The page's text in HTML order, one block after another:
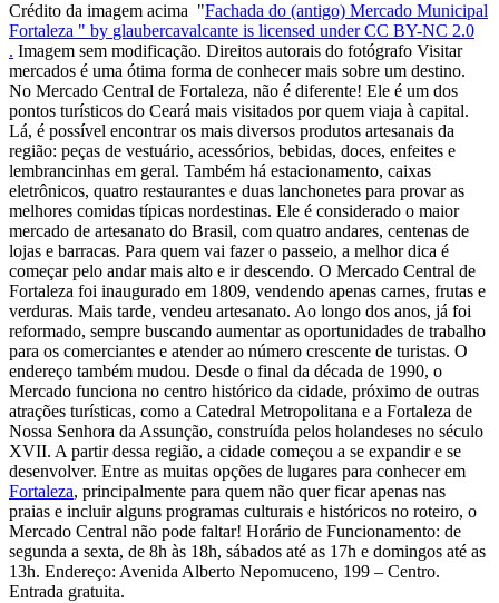
Crédito da imagem acima "Fachada do (antigo) Mercado Municipal
Fortaleza " by glaubercavalcante is licensed under CC BY-NC 2.0
. Imagem sem modificação. Direitos autorais do fotógrafo Visitar
mercados é uma ótima forma de conhecer mais sobre um destino.
No Mercado Central de Fortaleza, não é diferente! Ele é um dos
pontos turísticos do Ceará mais visitados por quem viaja à capital.
Lá, é possível encontrar os mais diversos produtos artesanais da
região: peças de vestuário, acessórios, bebidas, doces, enfeites e
lembrancinhas em geral. Também há estacionamento, caixas
eletrônicos, quatro restaurantes e duas lanchonetes para provar as
melhores comidas típicas nordestinas. Ele é considerado o maior
mercado de artesanato do Brasil, com quatro andares, centenas de
lojas e barracas. Para quem vai fazer o passeio, a melhor dica é
começar pelo andar mais alto e ir descendo. O Mercado Central de
Fortaleza foi inaugurado em 1809, vendendo apenas carnes, frutas e
verduras. Mais tarde, vendeu artesanato. Ao longo dos anos, já foi
reformado, sempre buscando aumentar as oportunidades de trabalho
para os comerciantes e atender ao número crescente de turistas. O
endereço também mudou. Desde o final da década de 1990, o
Mercado funciona no centro histórico da cidade, próximo de outras
atrações turísticas, como a Catedral Metropolitana e a Fortaleza de
Nossa Senhora da Assunção, construída pelos holandeses no século
XVII. A partir dessa região, a cidade começou a se expandir e se
desenvolver. Entre as muitas opções de lugares para conhecer em
Fortaleza, principalmente para quem não quer ficar apenas nas
praias e incluir alguns programas culturais e históricos no roteiro, o
Mercado Central não pode faltar! Horário de Funcionamento: de
segunda a sexta, de 8h às 18h, sábados até as 17h e domingos até as
13h. Endereço: Avenida Alberto Nepomuceno, 199 – Centro.
Entrada gratuita.